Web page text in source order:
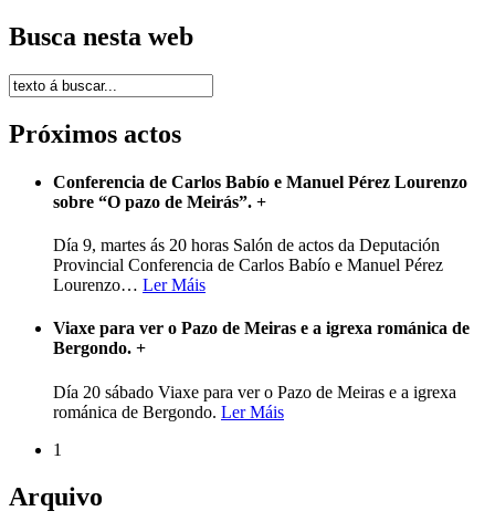
Busca nesta web
Próximos actos
Conferencia de Carlos Babío e Manuel Pérez Lourenzo
sobre “O pazo de Meirás”. +
Día 9, martes ás 20 horas Salón de actos da Deputación
Provincial Conferencia de Carlos Babío e Manuel Pérez
Lourenzo… Ler Máis
Viaxe para ver o Pazo de Meiras e a igrexa románica de
Bergondo. +
Día 20 sábado Viaxe para ver o Pazo de Meiras e a igrexa
románica de Bergondo. Ler Máis
1
Arquivo